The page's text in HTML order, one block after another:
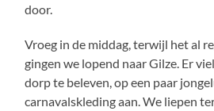
door.
Vroeg in de middag, terwijl het al
gingen we lopend naar Gilze. Er
dorp te beleven, op een paar
carnavalskleding aan. We liepen